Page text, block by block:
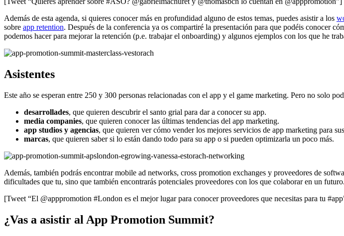
Además de esta agenda, si quieres conocer más en profundidad alguno de estos temas, puedes asistir a los
sobre app retention. Después de la conferencia ya os compartiré la presentación para que podéis conocer
podemos hacer para mejorar la retención (p.e. trabajar el onboarding) y algunos ejemplos con los que he
Asistentes
Este año se esperan entre 250 y 300 personas relacionadas con el app y el game marketing. Pero no solo
desarrollades, que quieren descubrir el santo grial para dar a conocer su app.
media companies, que quieren conocer las últimas tendencias del app marketing.
app studios y agencias, que quieren ver cómo vender los mejores servicios de app marketing para
marcas, que quieren saber si lo están dando todo para su app o si pueden optimizarla un poco más.
Además, también podrás encontrar mobile ad networks, cross promotion exchanges y proveedores de
dificultades que tu, sino que también encontrarás potenciales proveedores con los que colaborar en un futuro.
[Tweet “El @apppromotion #London es el mejor lugar para conocer proveedores que necesitas para tu
¿Vas a asistir al App Promotion Summit?